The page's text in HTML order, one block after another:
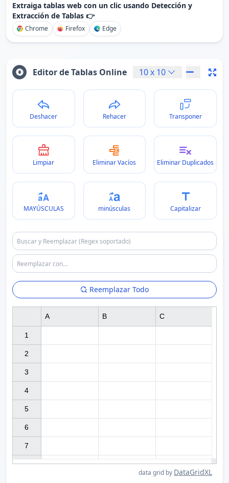
Extraiga tablas web con un clic usando Detección y
Extracción de Tablas 👉
Chrome Firefox Edge
Editor de Tablas Online 10x 10
Deshacer Rehacer Transponer
Limpiar Eliminar Vacíos Eliminar Duplicados
MAYÚSCULAS minúsculas Capitalizar
Reemplazar Todo
1
2
3
4
5
6
7
A B C
data grid by DataGridXL